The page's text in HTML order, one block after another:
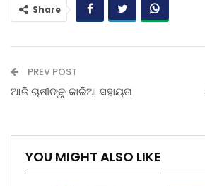
Share
PREV POST
ଆଜି ଚାଷୀଙ୍କୁ କାଳିଆ ସହାୟତା
YOU MIGHT ALSO LIKE